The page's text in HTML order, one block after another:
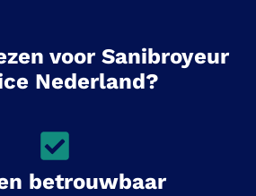
voor Sanibroyeur
Nederland?
betrouwbaar